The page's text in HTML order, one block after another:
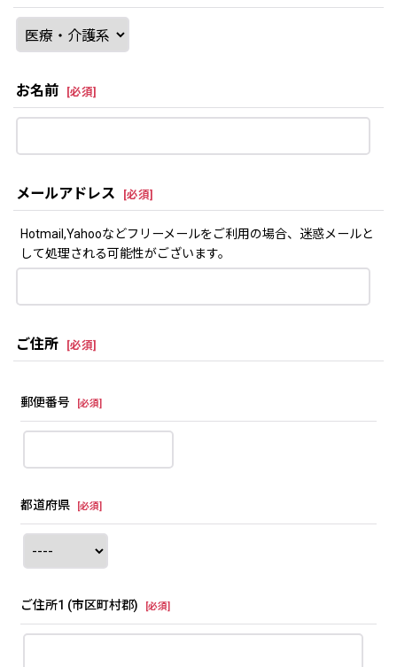
お名前 [必須]
メールアドレス [必須]
Hotmail,Yahooなどフリーメールをご利用の場合、迷惑メールと
して処理される可能性がございます。
ご住所 [必須]
郵便番号 [必須]
都道府県 [必須]
ご住所1 (市区町村郡) [必須]